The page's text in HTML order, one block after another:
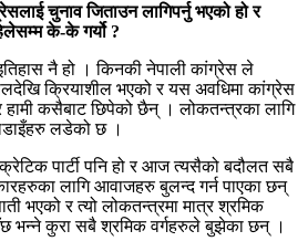
चुनाव जिताउन लागिपर्नु भएको हो र
के-के गर्यो ?
नै हो । किनकी नेपाली कांग्रेस ले
क्रियाशील भएको र यस अवधिमा कांग्रेस
हामी कसैबाट छिपेको छैन् । लोकतन्त्रका लागि
लडेको छ ।
पार्टी पनि हो र आज त्यसैको बदौलत सबै
लागि आवाजहरु बुलन्द गर्न पाएका छन्
भएको र त्यो लोकतन्त्रमा मात्र श्रमिक
भन्ने कुरा सबै श्रमिक वर्गहरुले बुझेका छन् ।